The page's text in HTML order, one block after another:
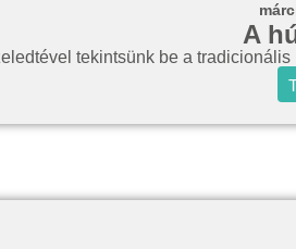
A
tekintsünk be a